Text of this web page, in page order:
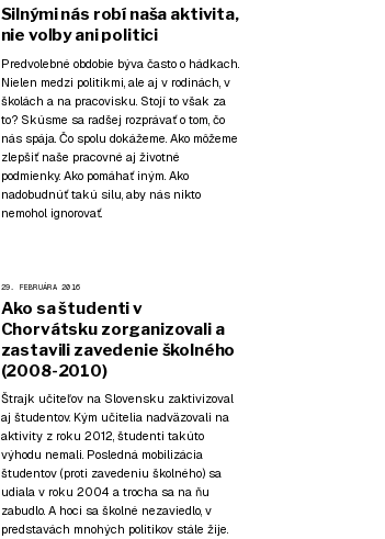
Silnými nás robí naša aktivita,
nie voľby ani politici
Predvolebné obdobie býva často o hádkach.
Nielen medzi politikmi, ale aj v rodinách, v
školách a na pracovisku. Stojí to však za
to? Skúsme sa radšej rozprávať o tom, čo
nás spája. Čo spolu dokážeme. Ako môžeme
zlepšiť naše pracovné aj životné
podmienky. Ako pomáhať iným. Ako
nadobudnúť takú silu, aby nás nikto
nemohol ignorovať.
29. FEBRUÁRA 2016
Ako sa študenti v
Chorvátsku zorganizovali a
zastavili zavedenie školného
(2008-2010)
Štrajk učiteľov na Slovensku zaktivizoval
aj študentov. Kým učitelia nadväzovali na
aktivity z roku 2012, študenti takúto
výhodu nemali. Posledná mobilizácia
študentov (proti zavedeniu školného) sa
udiala v roku 2004 a trocha sa na ňu
zabudlo. A hoci sa školné nezaviedlo, v
predstavách mnohých politikov stále žije.